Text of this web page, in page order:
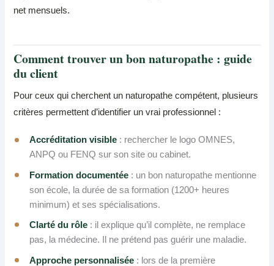
net mensuels.
Comment trouver un bon naturopathe : guide
du client
Pour ceux qui cherchent un naturopathe compétent, plusieurs
critères permettent d’identifier un vrai professionnel :
Accréditation visible : rechercher le logo OMNES,
ANPQ ou FENQ sur son site ou cabinet.
Formation documentée : un bon naturopathe mentionne
son école, la durée de sa formation (1200+ heures
minimum) et ses spécialisations.
Clarté du rôle : il explique qu’il complète, ne remplace
pas, la médecine. Il ne prétend pas guérir une maladie.
Approche personnalisée : lors de la première